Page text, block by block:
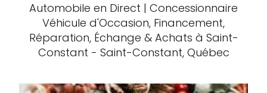
Automobile en Direct | Concessionnaire
Véhicule d'Occasion, Financement,
Réparation, Échange & Achats à Saint-
Constant - Saint-Constant, Québec